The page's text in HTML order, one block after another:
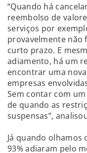
“Quando há
reembolso de
serviços por
provavelmente não
curto prazo. E
adiamento, há um
encontrar uma
empresas
Sem contar com
de quando as
suspensas”,
Já quando
93% adiaram pelo